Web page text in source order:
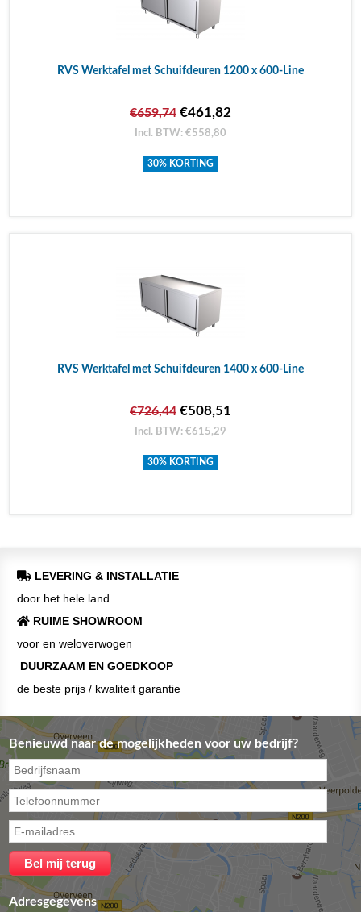
RVS Werktafel met Schuifdeuren 1200 x 600-Line
€659,74 €461,82
Incl. BTW: €558,80
30% KORTING
RVS Werktafel met Schuifdeuren 1400 x 600-Line
€726,44 €508,51
Incl. BTW: €615,29
30% KORTING
LEVERING & INSTALLATIE
door het hele land
RUIME SHOWROOM
voor en weloverwogen
DUURZAAM EN GOEDKOOP
de beste prijs / kwaliteit garantie
Benieuwd naar de mogelijkheden voor uw bedrijf?
Adresgegevens